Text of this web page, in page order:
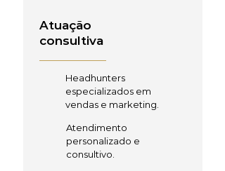
Atuação
consultiva
Headhunters
especializados em
vendas e marketing.
Atendimento
personalizado e
consultivo.